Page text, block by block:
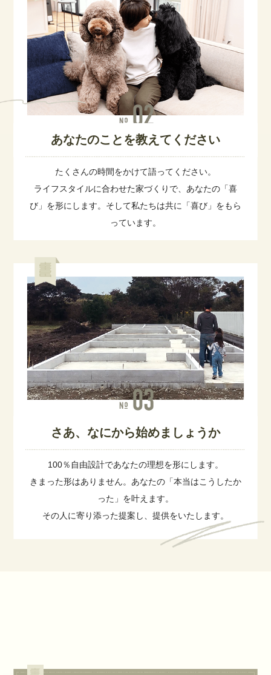
あなたのことを教えてください
たくさんの時間をかけて語ってください。
ライフスタイルに合わせた家づくりで、あなたの「喜
び」を形にします。そして私たちは共に「喜び」をもら
っています。
さあ、なにから始めましょうか
100％自由設計であなたの理想を形にします。
きまった形はありません。あなたの「本当はこうしたか
った」を叶えます。
その人に寄り添った提案し、提供をいたします。